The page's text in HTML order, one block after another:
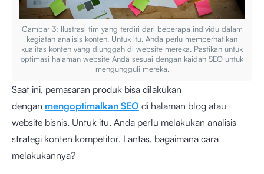
Gambar 3: Ilustrasi tim yang terdiri dari beberapa individu dalam
kegiatan analisis konten. Untuk itu, Anda perlu memperhatikan
kualitas konten yang diunggah di website mereka. Pastikan untuk
optimasi halaman website Anda sesuai dengan kaidah SEO untuk
mengungguli mereka.
Saat ini, pemasaran produk bisa dilakukan
dengan mengoptimalkan SEO di halaman blog atau
website bisnis. Untuk itu, Anda perlu melakukan analisis
strategi konten kompetitor. Lantas, bagaimana cara
melakukannya?